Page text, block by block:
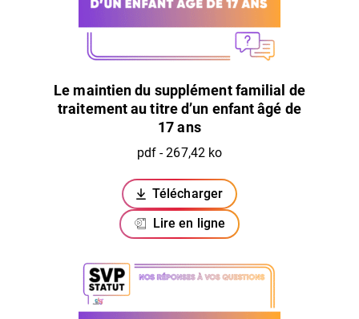
Le maintien du supplément familial de
traitement au titre d’un enfant âgé de
17 ans
pdf - 267,42 ko
Télécharger
(ouverture dans un nouvel
Lire en ligne